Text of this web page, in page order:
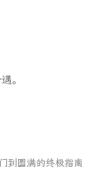
。
到圆满的终极指南